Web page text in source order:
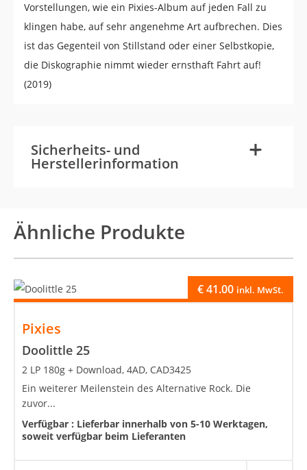
Vorstellungen, wie ein Pixies-Album auf jeden Fall zu
klingen habe, auf sehr angenehme Art aufbrechen. Dies
ist das Gegenteil von Stillstand oder einer Selbstkopie,
die Diskographie nimmt wieder ernsthaft Fahrt auf!
(2019)
Sicherheits- und
Herstellerinformation +
-
Ähnliche Produkte
Pixies
Doolittle 25
€41.00 inkl. MwSt.
2 LP 180g + Download, 4AD, CAD3425
Ein weiterer Meilenstein des Alternative Rock. Die
zuvor...
Verfügbar : Lieferbar innerhalb von 5-10 Werktagen,
soweit verfügbar beim Lieferanten